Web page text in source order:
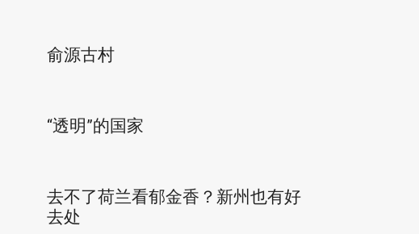
俞源古村
“透明”的国家
去不了荷兰看郁金香？新州也有好
去处